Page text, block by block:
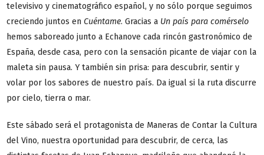
televisivo y cinematográfico español, y no sólo porque seguimos
creciendo juntos en Cuéntame. Gracias a Un país para comérselo
hemos saboreado junto a Echanove cada rincón gastronómico de
España, desde casa, pero con la sensación picante de viajar con la
maleta sin pausa. Y también sin prisa: para descubrir, sentir y
volar por los sabores de nuestro país. Da igual si la ruta discurre
por cielo, tierra o mar.
Este sábado será el protagonista de Maneras de Contar la Cultura
del Vino, nuestra oportunidad para descubrir, de cerca, las